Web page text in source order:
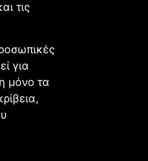
τις
για
μόνο τα